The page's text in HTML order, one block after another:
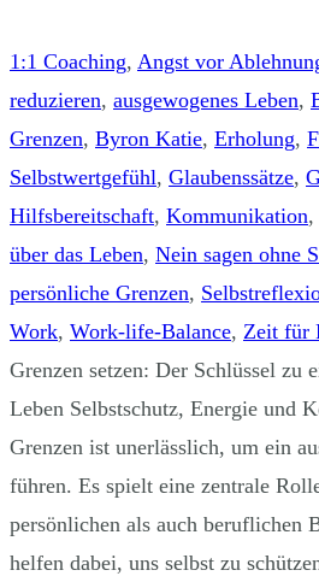
1:1 Coaching, Angst vor
reduzieren, ausgewogenes Leben,
Grenzen, Byron Katie, Erholung,
Selbstwertgefühl, Glaubenssätze,
Hilfsbereitschaft, Kommunikation,
über das Leben, Nein sagen ohne
persönliche Grenzen,
Work, Work-life-Balance, Zeit für
Grenzen setzen: Der Schlüssel zu
Leben Selbstschutz, Energie und
Grenzen ist unerlässlich, um ein
führen. Es spielt eine zentrale
persönlichen als auch beruflichen
helfen dabei, uns selbst zu